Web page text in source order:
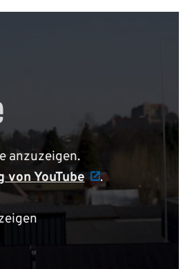
anzuzeigen.
YouTube .